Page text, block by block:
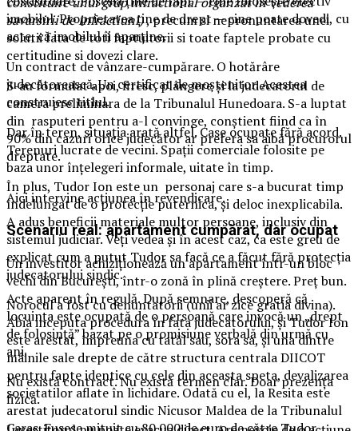
savarsirii de infractiuni), precum si nepronuntarea unei
solutii fata de toti faptuitorii si toate faptele probate cu
certitudine si dovezi clare.
S-au formulat apoi, firesc, plângere și la judecatorul de
camera preliminara de la Tribunalul Hunedoara. S-a luptat
din rasputeri pentru a-l convinge, conștient fiind ca în
90% din cazuri orice judecător ar prefera sa aibă procurorul
dreptate.
În plus, Tudor Ion este un personaj care s-a bucurat timp
îndelungat de o protecție puternica, și deloc inexplicabila.
A adus beneficii materiale multor persoane, inclusiv din
sistemul judiciar. Veți vedea și în acest caz, ca este greu de
explicat cum a putut Tudor sa facă ce a făcut fără protecția
judecatorului sindic.
Norocul a fost cu denuntatorii (unii ar zice gratia divina).
Abia inceputa procedura în fata judecatorului, și Tudor Ion
este arestat, împreuna cu tatăl sau, sora sa, și una dintre
mâinile sale drepte de către structura centrala DIICOT
pentru fapte identice cu cele din aceasta speta, devalizarea
societatilor aflate în lichidare. Odată cu el, la Resita este
arestat judecatorul sindic Nicusor Maldea de la Tribunalul
imobilul. Proprietatea ține de drept — cine poate dovedi, cu
acte, că imobilul îi aparține.
Un contract de vânzare-cumpărare. O hotărâre
judecătorească. Un certificat de moștenitor. Acestea
construiesc titlul.
Dar în teren, situația arată altfel. Case ocupate fără acord.
Terenuri lucrate de vecini. Spații comerciale folosite pe
baza unor înțelegeri informale, uitate în timp.
Aici intervine acțiunea în revendicare.
Scenariu real: apartament cumpărat, dar ocupat
Un investitor achiziționează un apartament într-un bloc
vechi din București, într-o zonă în plină creștere. Preț bun.
Acte aparent în regulă. După semnare, descoperă că
locuința este ocupată de o persoană care invocă un „drept
de folosință” bazat pe o promisiune verbală din urmă cu
ani.
Nu există contract. Nu există termen clar. Doar prezența
fizică.